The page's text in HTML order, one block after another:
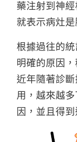
藥注射到神
就表示病灶是
根據過往的
明確的原因
近年隨著診
用，越來越
因，並且得